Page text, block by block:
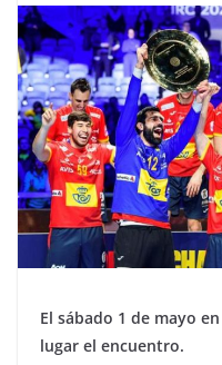
El sábado 1 de mayo
lugar el encuentro.